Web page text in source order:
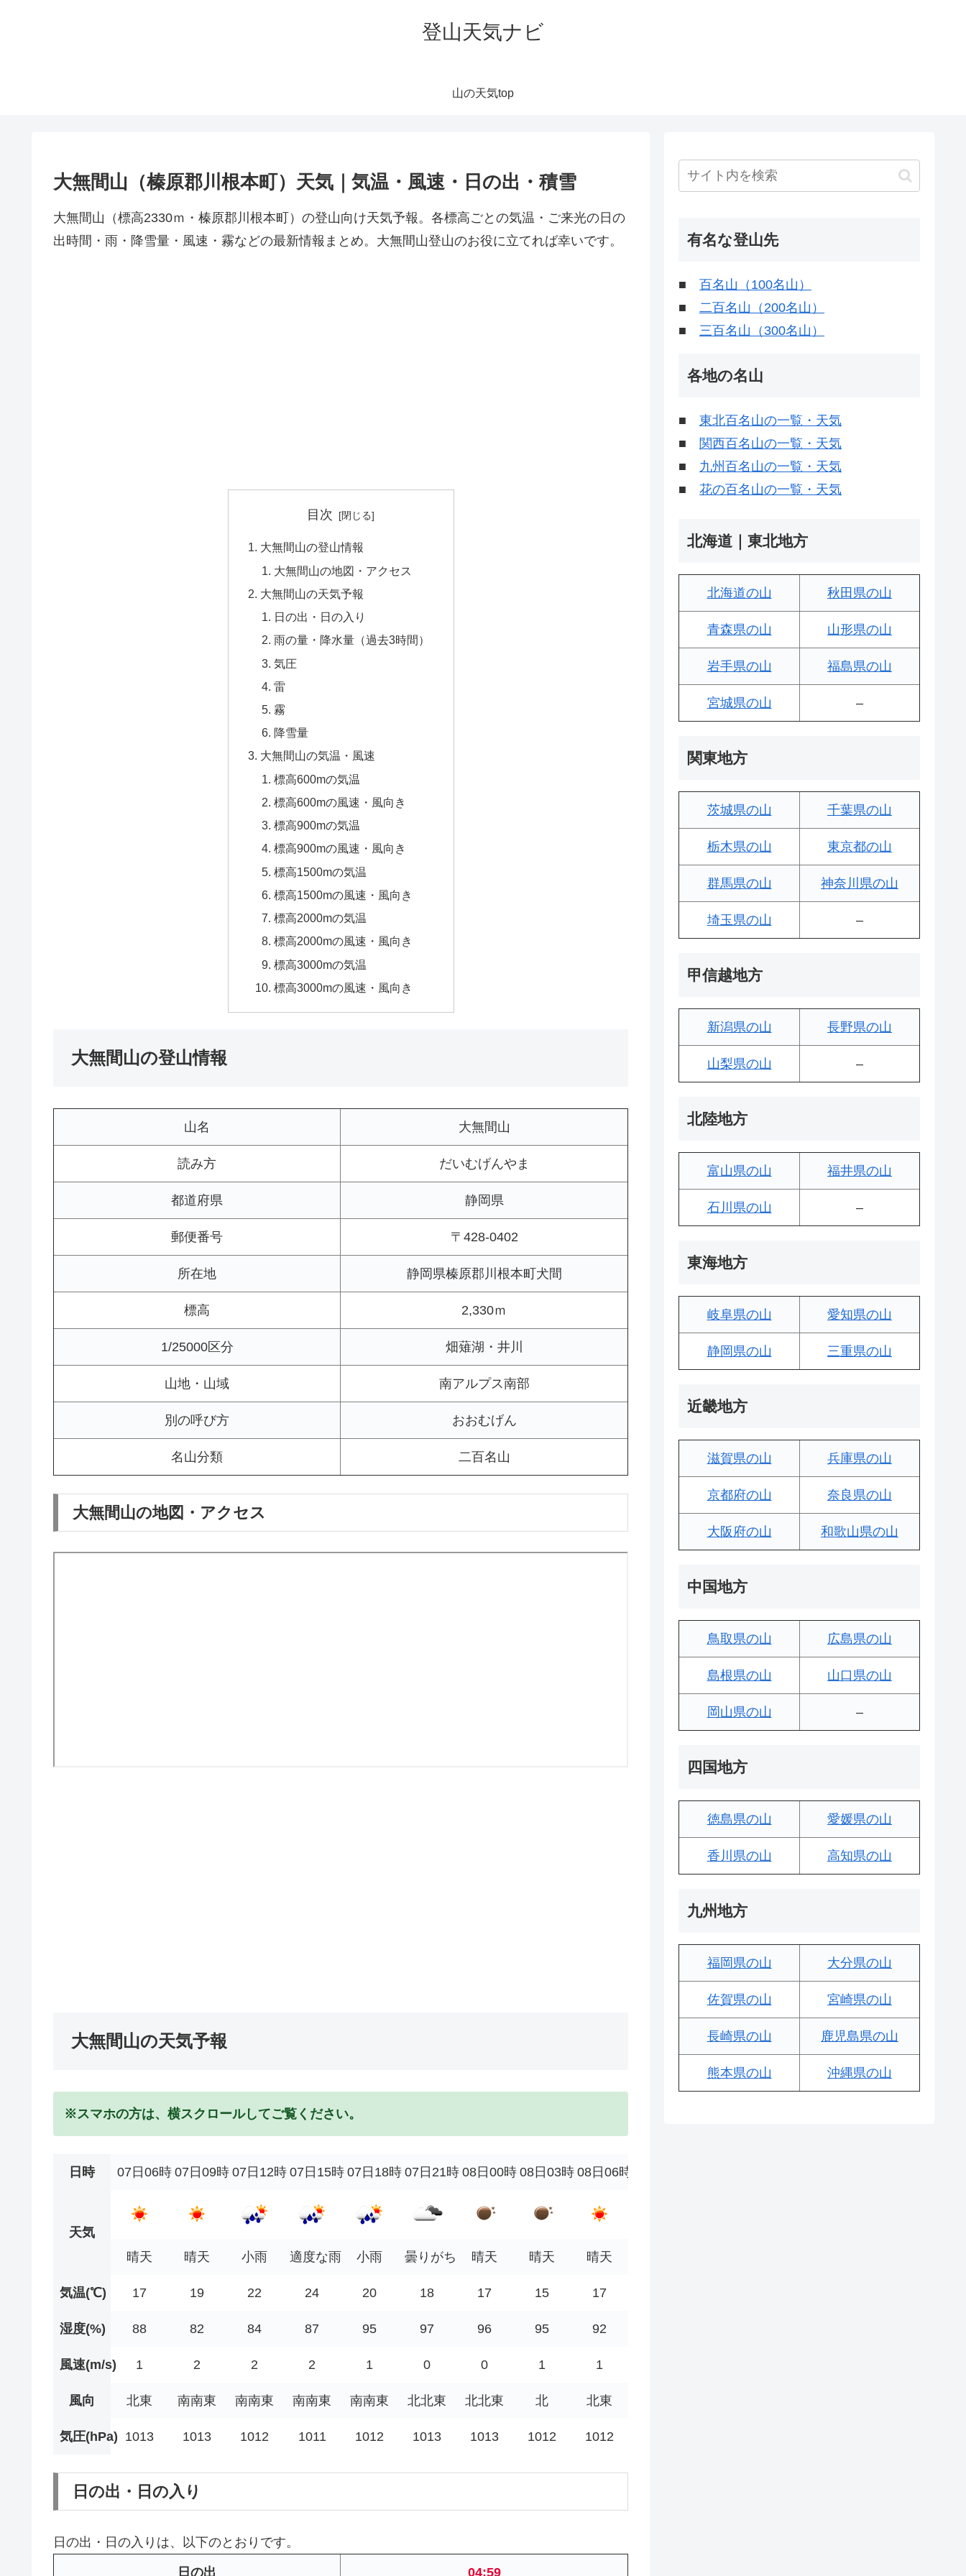
登山天気ナビ
山の天気top
大無間山（榛原郡川根本町）天気｜気温・風速・日の出・積雪
大無間山（標高2330ｍ・榛原郡川根本町）の登山向け天気予報。各標高ごとの気温・ご来光の日の
出時間・雨・降雪量・風速・霧などの最新情報まとめ。大無間山登山のお役に立てれば幸いです。
目次
大無間山の登山情報
大無間山の地図・アクセス
大無間山の天気予報
日の出・日の入り
雨の量・降水量（過去3時間）
気圧
雷
霧
降雪量
大無間山の気温・風速
標高600mの気温
標高600mの風速・風向き
標高900mの気温
標高900mの風速・風向き
標高1500mの気温
標高1500mの風速・風向き
標高2000mの気温
標高2000mの風速・風向き
標高3000mの気温
標高3000mの風速・風向き
大無間山の登山情報
山名 大無間山
読み方 だいむげんやま
都道府県 静岡県
郵便番号 〒428-0402
所在地 静岡県榛原郡川根本町犬間
標高 2,330ｍ
1/25000区分 畑薙湖・井川
山地・山域 南アルプス南部
別の呼び方 おおむげん
名山分類 二百名山
大無間山の地図・アクセス
大無間山の天気予報
※スマホの方は、横スクロールしてご覧ください。
日時 07日06時 07日09時 07日12時 07日15時 07日18時 07日21時 08日00時 08日03時 08日06時
天気
晴天
晴天 小雨 適度な雨 小雨 曇りがち 晴天 晴天 晴天
気温(℃) 17 19 22 24 20 18 17 15 17
湿度(%) 88 82 84 87 95 97 96 95 92
風速(m/s) 1 2 2 2 1 0 0 1 1
風向 北東 南南東 南南東 南南東 南南東 北北東 北北東 北 北東
気圧(hPa) 1013 1013 1012 1011 1012 1013 1013 1012 1012
日の出・日の入り
日の出・日の入りは、以下のとおりです。
日の出 04:59
有名な登山先
■ 百名山（100名山）
■ 二百名山（200名山）
■ 三百名山（300名山）
各地の名山
■ 東北百名山の一覧・天気
■ 関西百名山の一覧・天気
■ 九州百名山の一覧・天気
■ 花の百名山の一覧・天気
北海道｜東北地方
北海道の山 秋田県の山
青森県の山 山形県の山
岩手県の山 福島県の山
宮城県の山 –
関東地方
茨城県の山 千葉県の山
栃木県の山 東京都の山
群馬県の山 神奈川県の山
埼玉県の山 –
甲信越地方
新潟県の山 長野県の山
山梨県の山 –
北陸地方
富山県の山 福井県の山
石川県の山 –
東海地方
岐阜県の山 愛知県の山
静岡県の山 三重県の山
近畿地方
滋賀県の山 兵庫県の山
京都府の山 奈良県の山
大阪府の山 和歌山県の山
中国地方
鳥取県の山 広島県の山
島根県の山 山口県の山
岡山県の山 –
四国地方
徳島県の山 愛媛県の山
香川県の山 高知県の山
九州地方
福岡県の山 大分県の山
佐賀県の山 宮崎県の山
長崎県の山 鹿児島県の山
熊本県の山 沖縄県の山